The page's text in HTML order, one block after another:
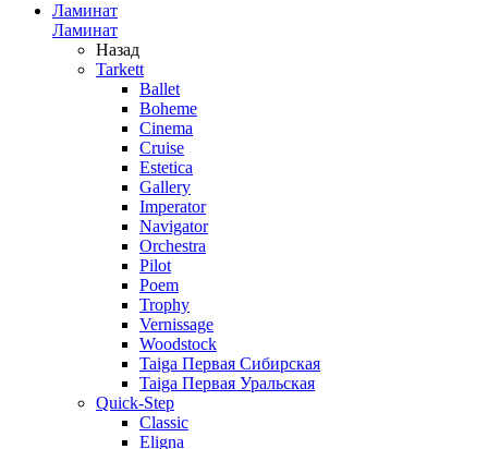
Ламинат
Ламинат
Назад
Tarkett
Ballet
Boheme
Cinema
Cruise
Estetica
Gallery
Imperator
Navigator
Orchestra
Pilot
Poem
Trophy
Vernissage
Woodstock
Taiga Первая Сибирская
Taiga Первая Уральская
Quick-Step
Classic
Eligna